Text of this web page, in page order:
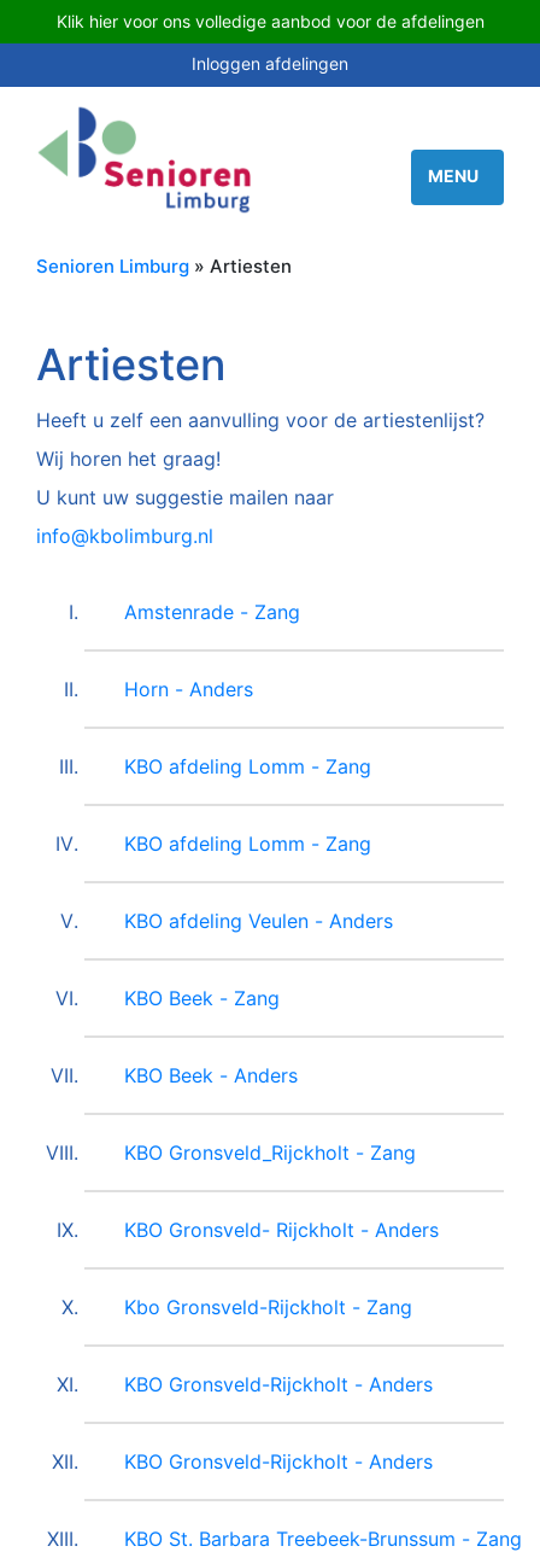
Klik hier voor ons volledige aanbod voor de afdelingen
Inloggen afdelingen
Senioren Limburg » Artiesten
Artiesten
Heeft u zelf een aanvulling voor de artiestenlijst?
Wij horen het graag!
U kunt uw suggestie mailen naar
info@kbolimburg.nl
Amstenrade - Zang
Horn - Anders
KBO afdeling Lomm - Zang
KBO afdeling Lomm - Zang
KBO afdeling Veulen - Anders
KBO Beek - Zang
KBO Beek - Anders
KBO Gronsveld_Rijckholt - Zang
KBO Gronsveld- Rijckholt - Anders
Kbo Gronsveld-Rijckholt - Zang
KBO Gronsveld-Rijckholt - Anders
KBO Gronsveld-Rijckholt - Anders
KBO St. Barbara Treebeek-Brunssum - Zang